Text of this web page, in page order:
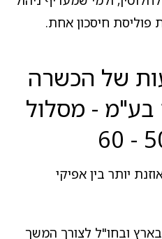
חיסכון אחת.
של הכשרה
בע"מ - מסלול
יותר בין אפיקי
ובחו"ל לצורך המשך